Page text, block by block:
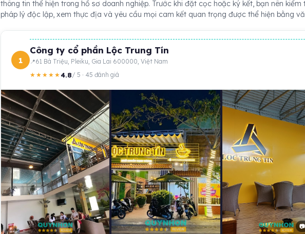
thông tin thể hiện trong hồ sơ doanh nghiệp. Trước khi đặt cọc hoặc ký kết, bạn nên kiểm
pháp lý độc lập, xem thực địa và yêu cầu mọi cam kết quan trọng được thể hiện bằng
1
Công ty cổ phần Lộc Trung Tín
61 Bà Triệu, Pleiku, Gia Lai 600000, Việt Nam
★★★★★4.8/ 5 · 45 đánh giá